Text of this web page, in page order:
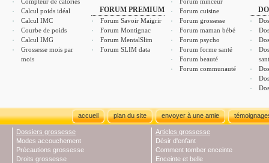
Calcul poids idéal
Calcul IMC
Courbe de poids
Calcul IMG
Grossesse mois par
mois
FORUM PREMIUM
Forum Savoir Maigrir
Forum Montignac
Forum MentalSlim
Forum SLIM data
Forum cuisine
Forum grossesse
Forum maman bébé
Forum psycho
Forum forme santé
Forum beauté
Forum communauté
accueil plan du site envoyer à une amie
Dossiers grossesse
Modes accouchement
Précautions grossesse
Droits grossesse
Articles grossesse
Désir d'enfant
Comment tomber enceinte
Enceinte et belle